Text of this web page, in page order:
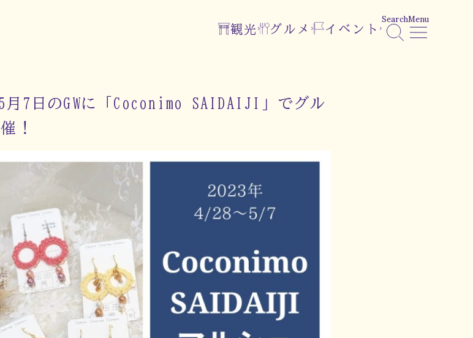
観光 グルメ イベント
SearchMenu
月7日のGWに「Coconimo SAIDAIJI」でグル
！